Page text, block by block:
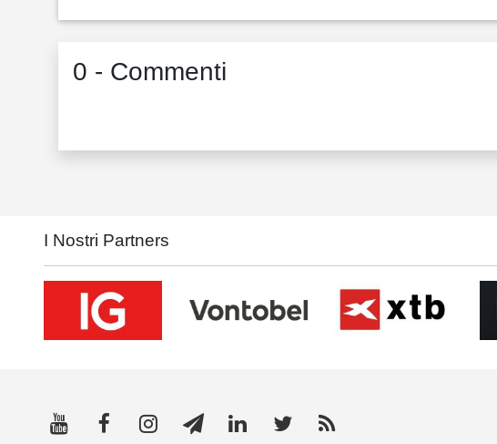
0 - Commenti
I Nostri Partners